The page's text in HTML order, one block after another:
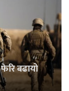
बढायो